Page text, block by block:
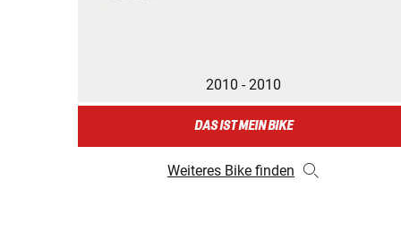
2010 - 2010
DAS IST MEIN BIKE
Weiteres Bike finden